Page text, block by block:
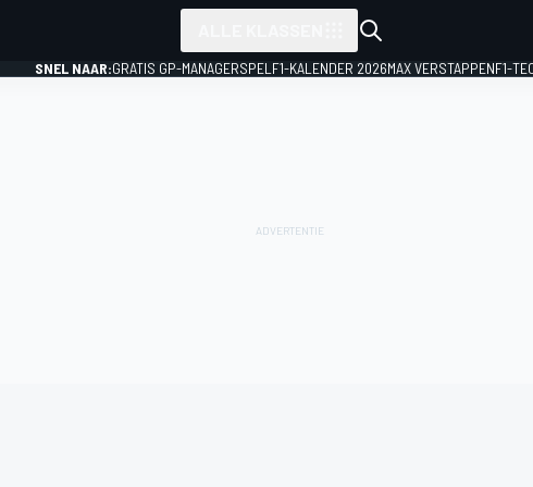
SNEL NAAR:GRATIS GP-MANAGERSPEL F1-KALENDER 2026MAX VERSTAPPENF1-